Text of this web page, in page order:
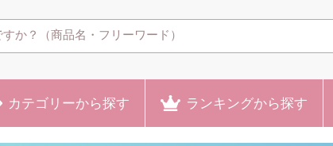
カテゴリーから探す ランキングから探す